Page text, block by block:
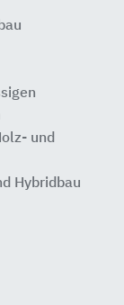
und
Hybridbau